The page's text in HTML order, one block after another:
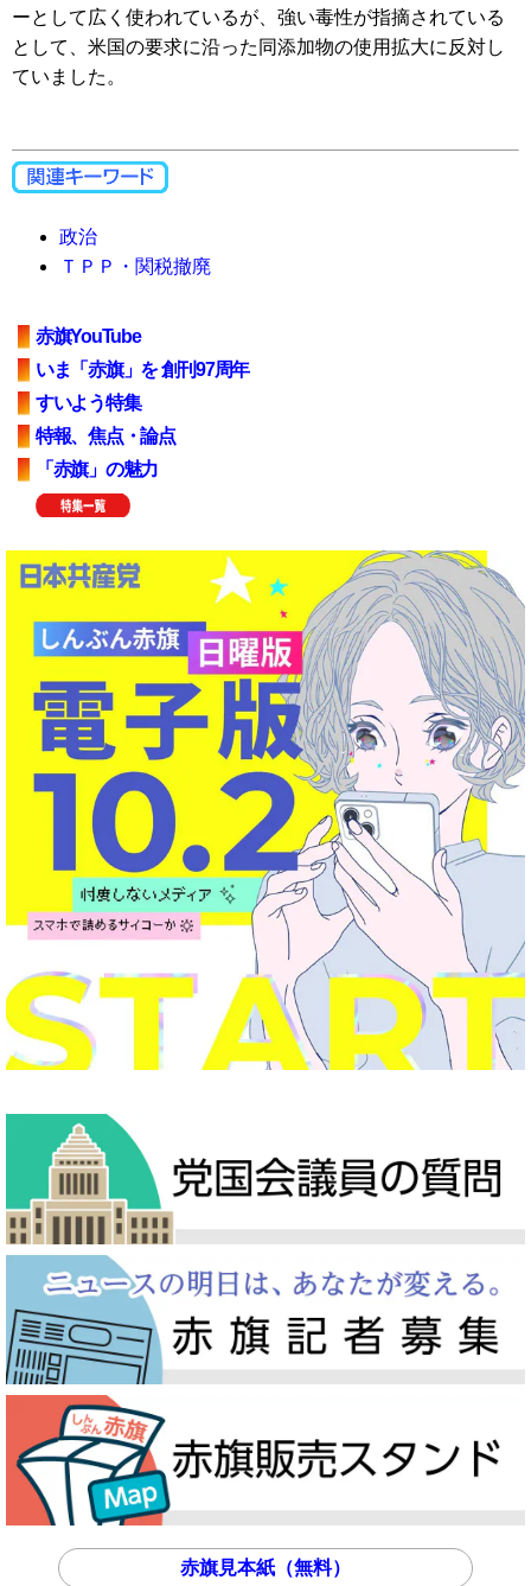
ーとして広く使われているが、強い毒性が指摘されている
として、米国の要求に沿った同添加物の使用拡大に反対し
ていました。
政治
ＴＰＰ・関税撤廃
赤旗YouTube
いま「赤旗」を 創刊97周年
すいよう特集
特報、焦点・論点
「赤旗」の魅力
赤旗見本紙（無料）